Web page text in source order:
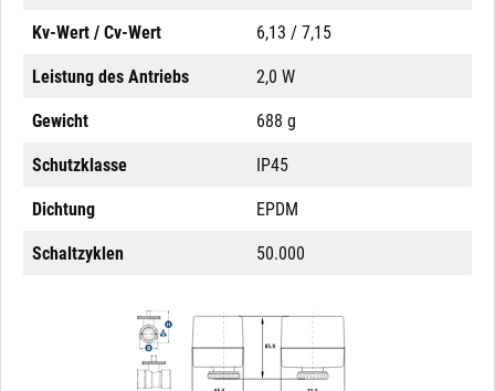
Kv-Wert / Cv-Wert 6,13 / 7,15
Leistung des Antriebs 2,0 W
Gewicht 688 g
Schutzklasse IP45
Dichtung EPDM
Schaltzyklen 50.000